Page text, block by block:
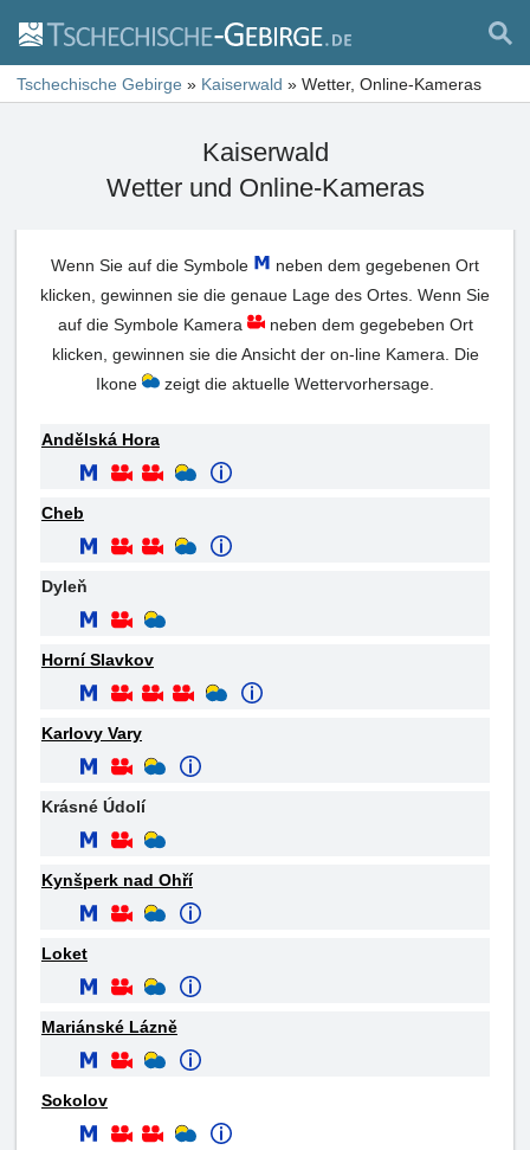
Tschechische Gebirge » Kaiserwald » Wetter, Online-Kameras
Kaiserwald
Wetter und Online-Kameras
Wenn Sie auf die Symbole
neben dem gegebenen Ort
klicken, gewinnen sie die genaue Lage des Ortes. Wenn Sie
auf die Symbole Kamera
neben dem gegebeben Ort
klicken, gewinnen sie die Ansicht der on-line Kamera. Die
Ikone
zeigt die aktuelle Wettervorhersage.
Andělská Hora
Cheb
Dyleň
Horní Slavkov
Karlovy Vary
Krásné Údolí
Kynšperk nad Ohří
Loket
Mariánské Lázně
Sokolov